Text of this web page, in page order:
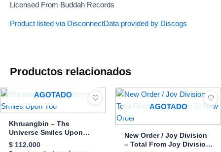
Licensed From Buddah Records
Product listed via DisconnectData provided by Discogs
Productos relacionados
AGOTADO
Khruangbin – The
Universe Smiles Upon
You
$112.000
AGOTADO
New Order / Joy Division
– Total From Joy Division